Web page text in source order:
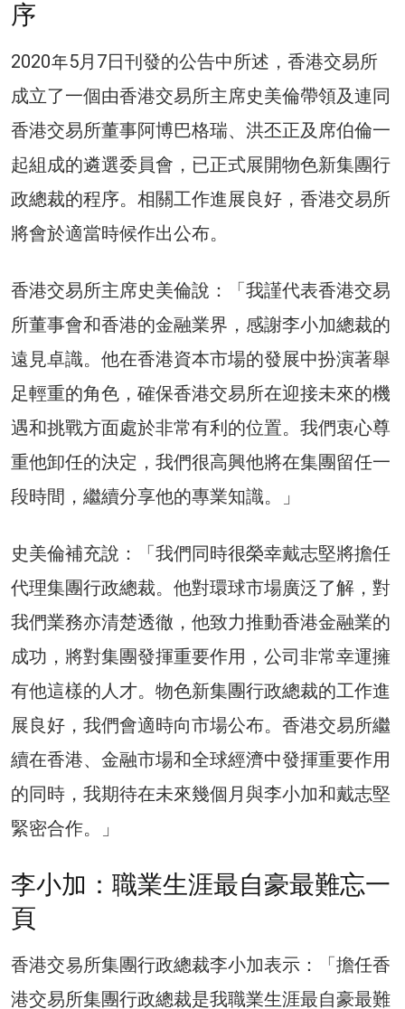
序
2020年5月7日刊發的公告中所述，香港交易所
成立了一個由香港交易所主席史美倫帶領及連同
香港交易所董事阿博巴格瑞、洪丕正及席伯倫一
起組成的遴選委員會，已正式展開物色新集團行
政總裁的程序。相關工作進展良好，香港交易所
將會於適當時候作出公布。
香港交易所主席史美倫說：「我謹代表香港交易
所董事會和香港的金融業界，感謝李小加總裁的
遠見卓識。他在香港資本市場的發展中扮演著舉
足輕重的角色，確保香港交易所在迎接未來的機
遇和挑戰方面處於非常有利的位置。我們衷心尊
重他卸任的決定，我們很高興他將在集團留任一
段時間，繼續分享他的專業知識。」
史美倫補充說：「我們同時很榮幸戴志堅將擔任
代理集團行政總裁。他對環球市場廣泛了解，對
我們業務亦清楚透徹，他致力推動香港金融業的
成功，將對集團發揮重要作用，公司非常幸運擁
有他這樣的人才。物色新集團行政總裁的工作進
展良好，我們會適時向市場公布。香港交易所繼
續在香港、金融市場和全球經濟中發揮重要作用
的同時，我期待在未來幾個月與李小加和戴志堅
緊密合作。」
李小加：職業生涯最自豪最難忘一
頁
香港交易所集團行政總裁李小加表示：「擔任香
港交易所集團行政總裁是我職業生涯最自豪最難